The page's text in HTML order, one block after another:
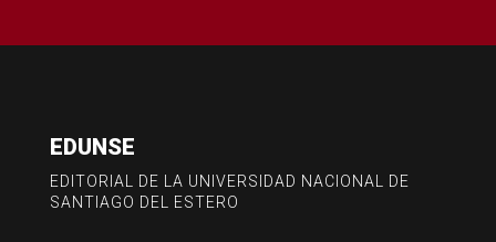
EDUNSE
EDITORIAL DE LA UNIVERSIDAD NACIONAL DE
SANTIAGO DEL ESTERO